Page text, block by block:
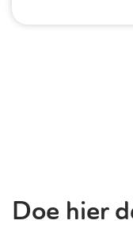
Doe hier